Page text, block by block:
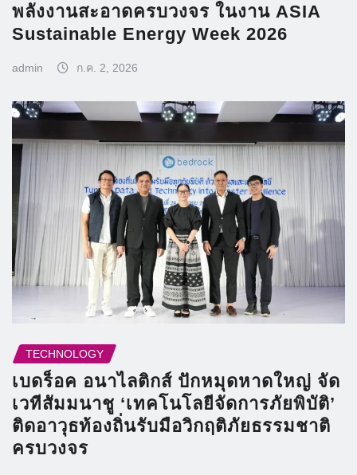
พลังงานสะอาดครบวงจร ในงาน ASIA
Sustainable Energy Week 2026
admin ก.ค. 2, 2026
TECHNOLOGY
เบดร็อค อนาไลติกส์ ปักหมุดหาดใหญ่ จัด
เวทีสัมมนาชู ‘เทคโนโลยีจัดการภัยพิบัติ’
ติดอาวุธท้องถิ่นรับมือวิกฤติภัยธรรมชาติ
ครบวงจร